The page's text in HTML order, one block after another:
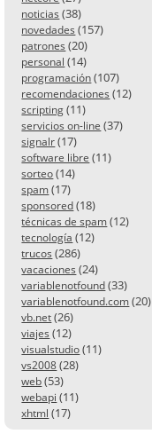
noticias (38)
novedades (157)
patrones (20)
personal (14)
programación (107)
recomendaciones (12)
scripting (11)
servicios on-line (37)
signalr (17)
software libre (11)
sorteo (14)
spam (17)
sponsored (18)
técnicas de spam (12)
tecnología (12)
trucos (286)
vacaciones (24)
variablenotfound (33)
variablenotfound.com (20)
vb.net (26)
viajes (12)
visualstudio (11)
vs2008 (28)
web (53)
webapi (11)
xhtml (17)